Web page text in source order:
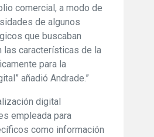
comercial, a modo de
de algunos
que buscaban
las características de la
para la
añadió Andrade.”
digital
empleada para
como información